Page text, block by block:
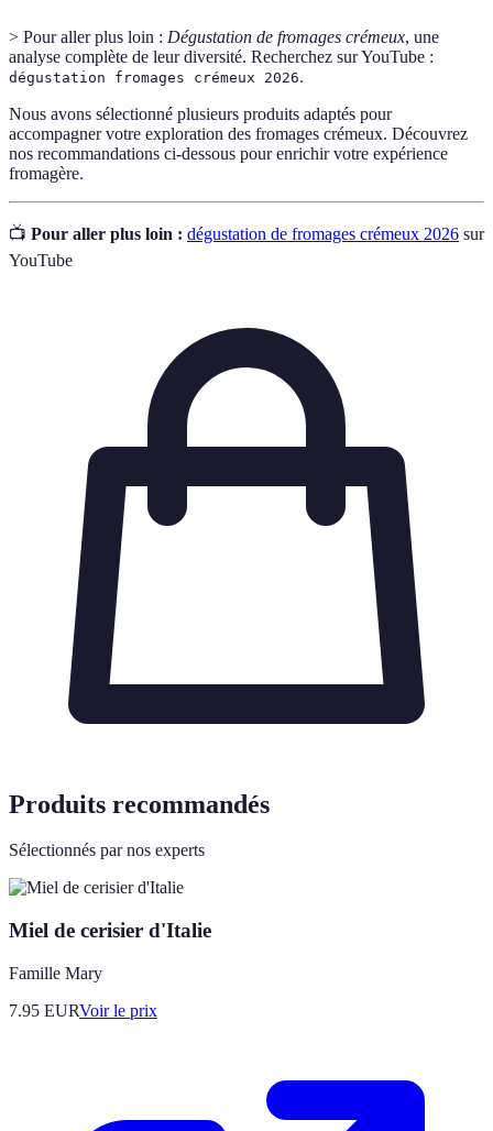
> Pour aller plus loin : Dégustation de fromages crémeux, une
analyse complète de leur diversité. Recherchez sur YouTube :
dégustation fromages crémeux 2026.
Nous avons sélectionné plusieurs produits adaptés pour
accompagner votre exploration des fromages crémeux. Découvrez
nos recommandations ci-dessous pour enrichir votre expérience
fromagère.
📺 Pour aller plus loin : dégustation de fromages crémeux 2026 sur
YouTube
Produits recommandés
Sélectionnés par nos experts
Miel de cerisier d'Italie
Famille Mary
7.95 EURVoir le prix